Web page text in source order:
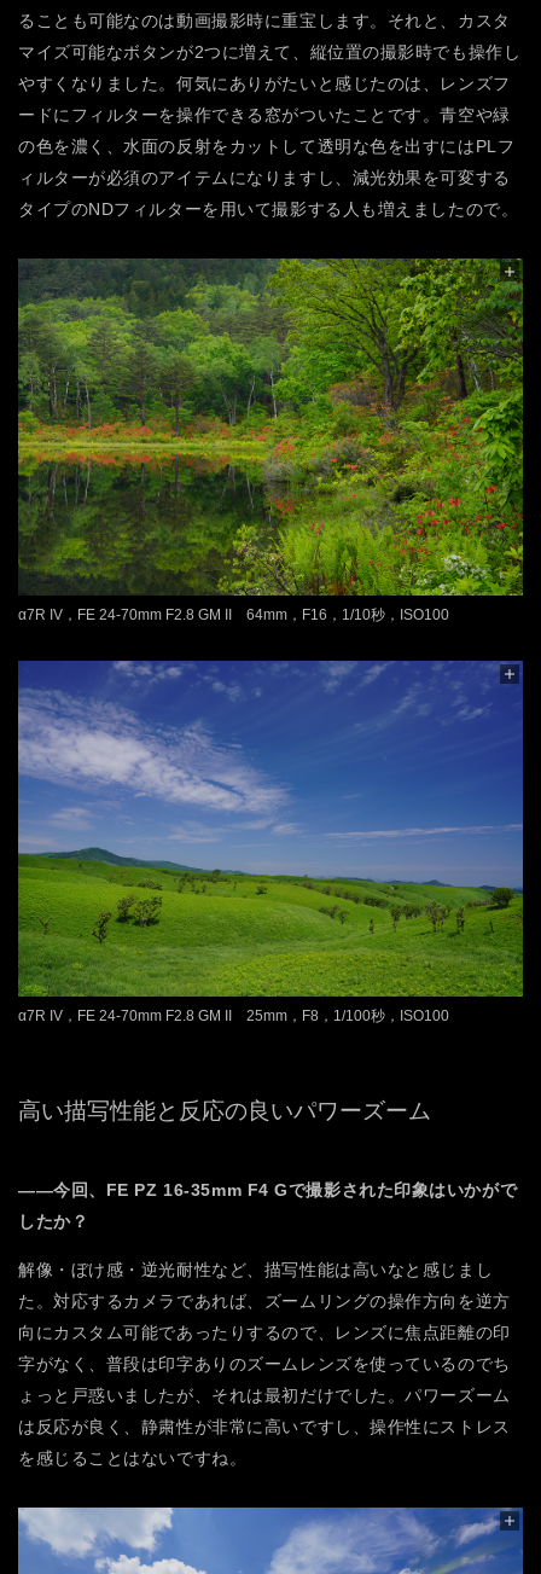
ることも可能なのは動画撮影時に重宝します。それと、カスタ
マイズ可能なボタンが2つに増えて、縦位置の撮影時でも操作し
やすくなりました。何気にありがたいと感じたのは、レンズフ
ードにフィルターを操作できる窓がついたことです。青空や緑
の色を濃く、水面の反射をカットして透明な色を出すにはPLフ
ィルターが必須のアイテムになりますし、減光効果を可変する
タイプのNDフィルターを用いて撮影する人も増えましたので。
α7R IV，FE 24-70mm F2.8 GM II 64mm，F16，1/10秒，ISO100
α7R IV，FE 24-70mm F2.8 GM II 25mm，F8，1/100秒，ISO100
高い描写性能と反応の良いパワーズーム
――今回、FE PZ 16-35mm F4 Gで撮影された印象はいかがで
したか？
解像・ぼけ感・逆光耐性など、描写性能は高いなと感じまし
た。対応するカメラであれば、ズームリングの操作方向を逆方
向にカスタム可能であったりするので、レンズに焦点距離の印
字がなく、普段は印字ありのズームレンズを使っているのでち
ょっと戸惑いましたが、それは最初だけでした。パワーズーム
は反応が良く、静粛性が非常に高いですし、操作性にストレス
を感じることはないですね。